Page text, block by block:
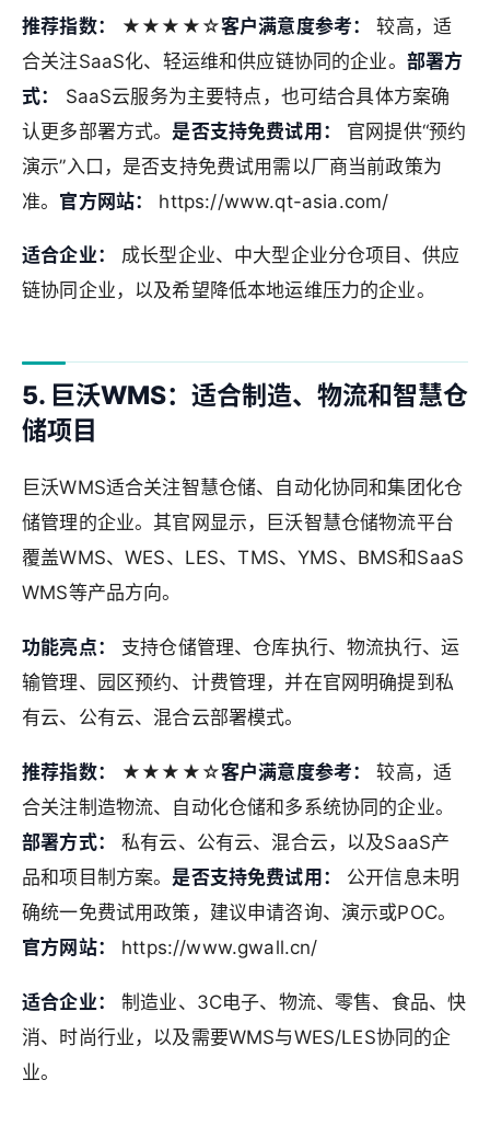
推荐指数： ★★★★☆客户满意度参考：
较高，适
合关注SaaS化、轻运维和供应链协同的企业。 部署方
式：
SaaS云服务为主要特点，也可结合具体方案确
认更多部署方式。 是否支持免费试用：
官网提供“预约
演示”入口，是否支持免费试用需以厂商当前政策为
准。 官方网站： https://www.qt-asia.com/
适合企业：
成长型企业、中大型企业分仓项目、供应
链协同企业，以及希望降低本地运维压力的企业。
5. 巨沃WMS：适合制造、物流和智慧仓
储项目
巨沃WMS适合关注智慧仓储、自动化协同和集团化仓
储管理的企业。其官网显示，巨沃智慧仓储物流平台
覆盖WMS、WES、LES、TMS、YMS、BMS和SaaS
WMS等产品方向。
功能亮点：
支持仓储管理、仓库执行、物流执行、运
输管理、园区预约、计费管理，并在官网明确提到私
有云、公有云、混合云部署模式。
推荐指数： ★★★★☆客户满意度参考：
较高，适
合关注制造物流、自动化仓储和多系统协同的企业。
部署方式：
私有云、公有云、混合云，以及SaaS产
品和项目制方案。 是否支持免费试用：
公开信息未明
确统一免费试用政策，建议申请咨询、演示或POC。
官方网站：
https://www.gwall.cn/
适合企业：
制造业、3C电子、物流、零售、食品、快
消、时尚行业，以及需要WMS与WES/LES协同的企
业。